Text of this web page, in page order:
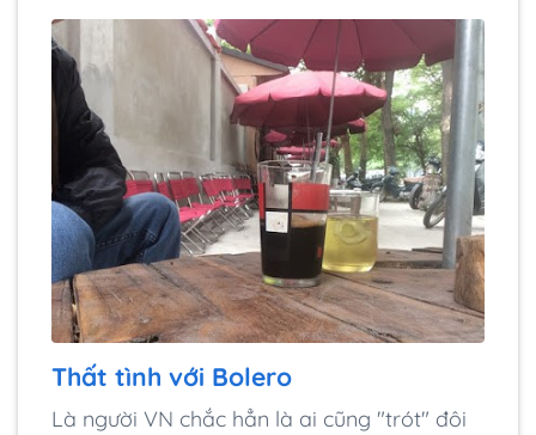
Thất tình với Bolero
Là người VN chắc hẳn là ai cũng "trót" đôi